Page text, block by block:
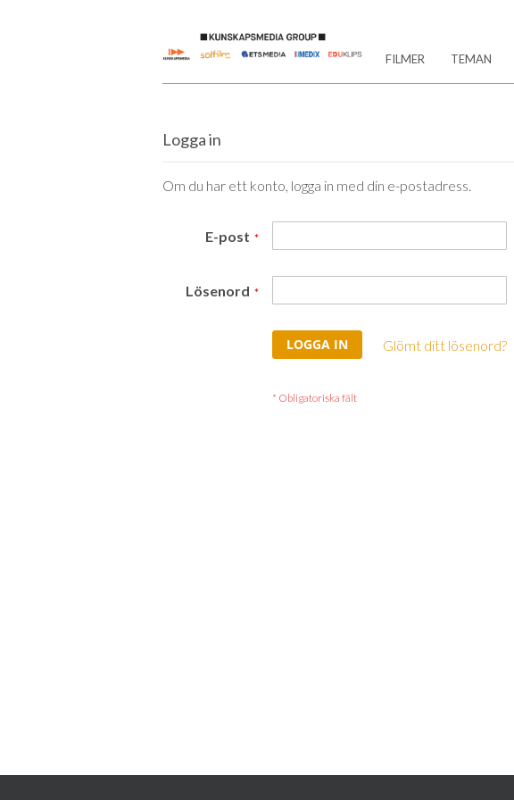
Content
FILMER TEMAN
Logga in
Om du har ett konto, logga in med din e-postadress.
E-post
Lösenord
LOGGA IN Glömt ditt lösenord?